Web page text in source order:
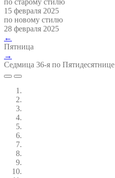
15 февраля 2025
по новому стилю
28 февраля 2025
←
Пятница
→
Седмица 36-я по Пятидесятнице